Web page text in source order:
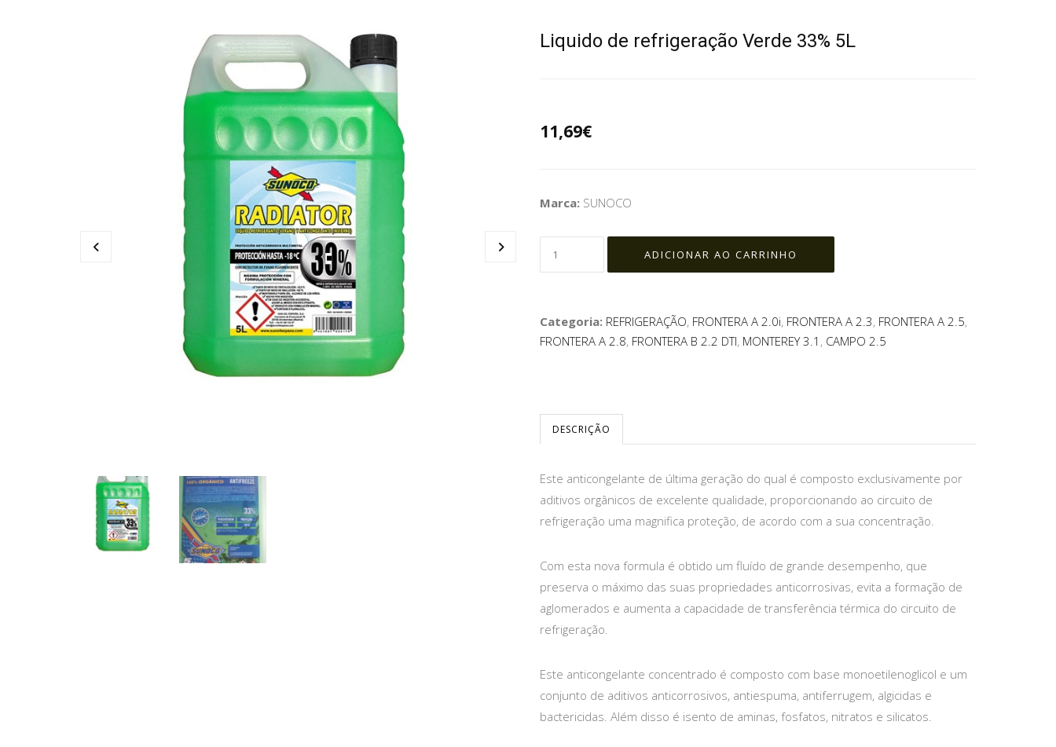
Liquido de refrigeração Verde 33% 5L
11,69€
Marca: SUNOCO
Categoria: REFRIGERAÇÃO, FRONTERA A 2.0i, FRONTERA A 2.3, FRONTERA A 2.5,
FRONTERA A 2.8, FRONTERA B 2.2 DTI, MONTEREY 3.1 , CAMPO 2.5
DESCRIÇÃO
Este anticongelante de última geração do qual é composto exclusivamente por
aditivos orgânicos de excelente qualidade, proporcionando ao circuito de
refrigeração uma magnifica proteção, de acordo com a sua concentração.
Com esta nova formula é obtido um fluído de grande desempenho, que
preserva o máximo das suas propriedades anticorrosivas, evita a formação de
aglomerados e aumenta a capacidade de transferência térmica do circuito de
refrigeração.
Este anticongelante concentrado é composto com base monoetilenoglicol e um
conjunto de aditivos anticorrosivos, antiespuma, antiferrugem, algicidas e
bactericidas. Além disso é isento de aminas, fosfatos, nitratos e silicatos.